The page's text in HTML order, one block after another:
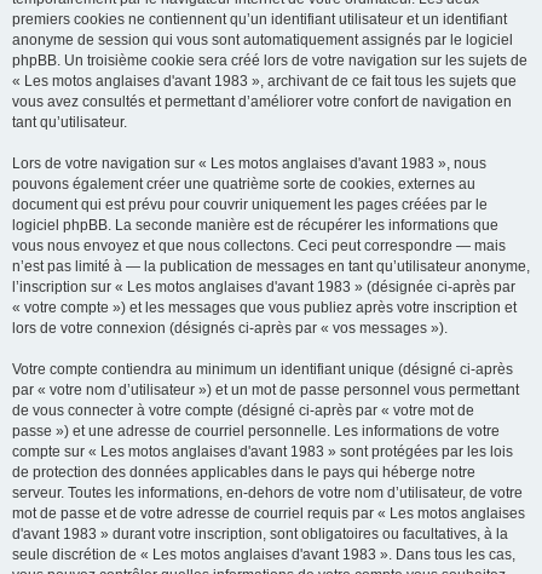
premiers cookies ne contiennent qu’un identifiant utilisateur et un identifiant
anonyme de session qui vous sont automatiquement assignés par le logiciel
phpBB. Un troisième cookie sera créé lors de votre navigation sur les sujets de
« Les motos anglaises d'avant 1983 », archivant de ce fait tous les sujets que
vous avez consultés et permettant d’améliorer votre confort de navigation en
tant qu’utilisateur.
Lors de votre navigation sur « Les motos anglaises d'avant 1983 », nous
pouvons également créer une quatrième sorte de cookies, externes au
document qui est prévu pour couvrir uniquement les pages créées par le
logiciel phpBB. La seconde manière est de récupérer les informations que
vous nous envoyez et que nous collectons. Ceci peut correspondre — mais
n’est pas limité à — la publication de messages en tant qu’utilisateur anonyme,
l’inscription sur « Les motos anglaises d'avant 1983 » (désignée ci-après par
« votre compte ») et les messages que vous publiez après votre inscription et
lors de votre connexion (désignés ci-après par « vos messages »).
Votre compte contiendra au minimum un identifiant unique (désigné ci-après
par « votre nom d’utilisateur ») et un mot de passe personnel vous permettant
de vous connecter à votre compte (désigné ci-après par « votre mot de
passe ») et une adresse de courriel personnelle. Les informations de votre
compte sur « Les motos anglaises d'avant 1983 » sont protégées par les lois
de protection des données applicables dans le pays qui héberge notre
serveur. Toutes les informations, en-dehors de votre nom d’utilisateur, de votre
mot de passe et de votre adresse de courriel requis par « Les motos anglaises
d'avant 1983 » durant votre inscription, sont obligatoires ou facultatives, à la
seule discrétion de « Les motos anglaises d'avant 1983 ». Dans tous les cas,